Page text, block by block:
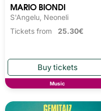
MARIO BIONDI
S'Angelu, Neoneli
Tickets from 25.30€
Music